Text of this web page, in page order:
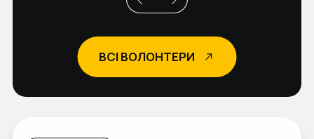
ВСІ ВОЛОНТЕРИ